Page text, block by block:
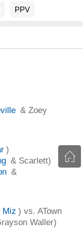
PPV
& Zoey
)
& Scarlett)
&
Miz ) vs. ATown
Waller)